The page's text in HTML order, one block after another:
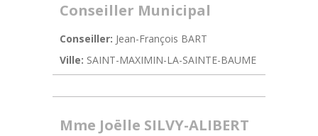
Conseiller Municipal
Conseiller: Jean-François BART
Ville: SAINT-MAXIMIN-LA-SAINTE-BAUME
Mme Joëlle SILVY-ALIBERT